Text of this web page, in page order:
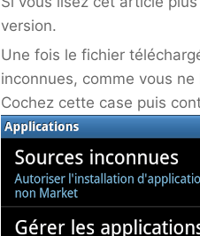
version.
Une fois le fichier
inconnues, comme vous ne
Cochez cette case puis